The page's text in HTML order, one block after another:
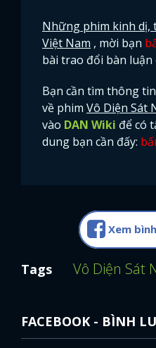
Những phim kinh dị,
Việt Nam , mời bạn
bài trao đổi bàn
Bạn cần tìm thông
về phim Vô Diện Sát
vào DAN Wiki để có
dung bạn cần đấy:
Xem
Tags Vô Diện Sát
FACEBOOK - BÌNH